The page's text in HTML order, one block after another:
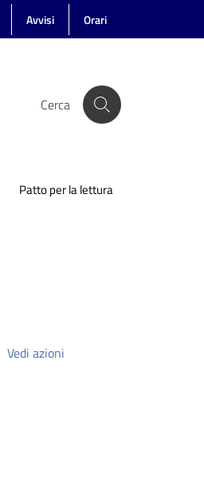
Avvisi Orari
Cerca
Patto per la lettura
Vedi azioni